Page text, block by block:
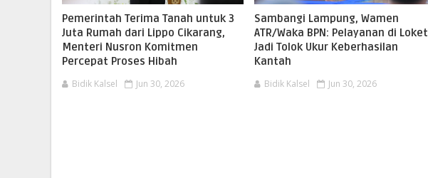
Pemerintah Terima Tanah untuk 3
Juta Rumah dari Lippo Cikarang,
Menteri Nusron Komitmen
Percepat Proses Hibah
Bidik Kalsel Jun 30, 2026
Sambangi Lampung, Wamen
ATR/Waka BPN: Pelayanan di Loket
Jadi Tolok Ukur Keberhasilan
Kantah
Bidik Kalsel Jun 30, 2026